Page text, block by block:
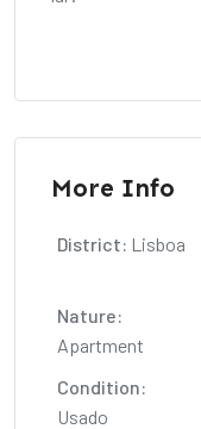
More Info
District: Lisboa
Nature:
Apartment
Condition:
Usado